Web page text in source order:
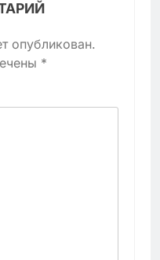
опубликован.
*